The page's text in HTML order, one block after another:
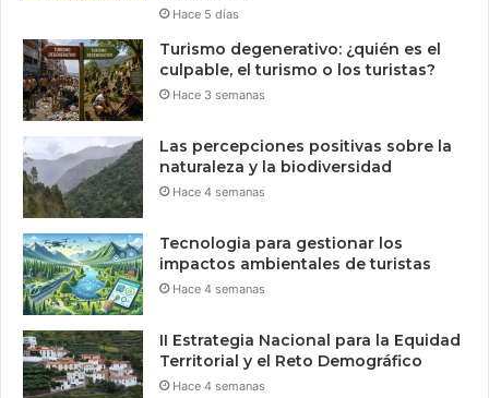
Hace 5 días
Turismo degenerativo: ¿quién es el
culpable, el turismo o los turistas?
Hace 3 semanas
Las percepciones positivas sobre la
naturaleza y la biodiversidad
Hace 4 semanas
Tecnologia para gestionar los
impactos ambientales de turistas
Hace 4 semanas
II Estrategia Nacional para la Equidad
Territorial y el Reto Demográfico
Hace 4 semanas